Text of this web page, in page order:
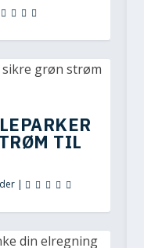
TIL
|